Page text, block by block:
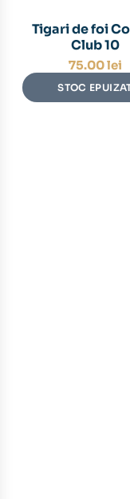
Tigari de foi
Club 10
75.00lei
STOC